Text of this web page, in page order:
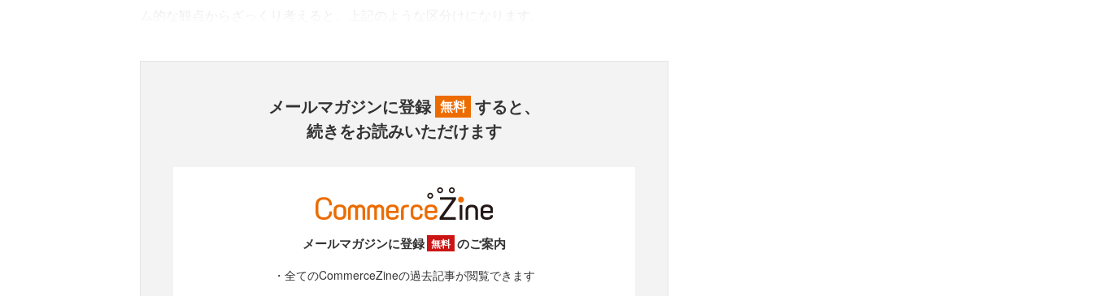
メールマガジンに登録 無料 すると、
続きをお読みいただけます
メールマガジンに登録 無料 のご案内
・全てのCommerceZineの過去記事が閲覧できます